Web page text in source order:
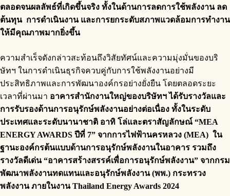
ตลอดจนผลลัพธ์ที่เกิดขึ้นจริง ทั้งในด้านการลดการใช้พลังงาน ลด
ต้นทุน การดำเนินงาน และการยกระดับสภาพแวดล้อมการทำงาน
ให้มีคุณภาพมากยิ่งขึ้น
ความสำเร็จดังกล่าวสะท้อนถึงวิสัยทัศน์และความมุ่งมั่นของบริ
ษัทฯ ในการดำเนินธุรกิจควบคู่กับการใช้พลังงานอย่างมี
ประสิทธิภาพและการพัฒนาองค์กรอย่างยั่งยืน โดยตลอดระยะ
เวลาที่ผ่านมา อาคารสำนักงานใหญ่ของบริษัทฯ ได้รับรางวัลและ
การรับรองด้านการอนุรักษ์พลังงานอย่างต่อเนื่อง ทั้งในระดับ
ประเทศและระดับนานาชาติ อาทิ โล่และตราสัญลักษณ์ “MEA
ENERGY AWARDS ปีที่ 7” จากการไฟฟ้านครหลวง (MEA) ใน
ฐานะองค์กรต้นแบบด้านการอนุรักษ์พลังงานในอาคาร รวมถึง
รางวัลดีเด่น “อาคารสร้างสรรค์เพื่อการอนุรักษ์พลังงาน” จากกรม
พัฒนาพลังงานทดแทนและอนุรักษ์พลังงาน (พพ.) กระทรวง
พลังงาน ภายในงาน Thailand Energy Awards 2024